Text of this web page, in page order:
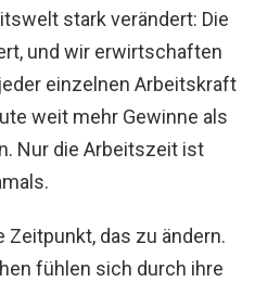
stark verändert: Die
und wir erwirtschaften
einzelnen Arbeitskraft
weit mehr Gewinne als
Nur die Arbeitszeit ist
das zu ändern.
fühlen sich durch ihre